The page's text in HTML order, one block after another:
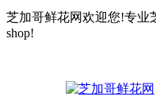
芝加哥鲜花网欢迎您!专业
shop!